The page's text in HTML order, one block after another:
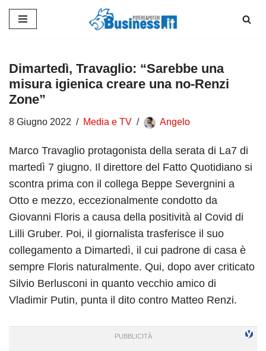
contenuto
Dimartedì, Travaglio: “Sarebbe una
misura igienica creare una no-Renzi
Zone”
8 Giugno 2022 Media e TV Angelo
Marco Travaglio protagonista della serata di La7 di
martedì 7 giugno. Il direttore del Fatto Quotidiano si
scontra prima con il collega Beppe Severgnini a
Otto e mezzo, eccezionalmente condotto da
Giovanni Floris a causa della positività al Covid di
Lilli Gruber. Poi, il giornalista trasferisce il suo
collegamento a Dimartedì, il cui padrone di casa è
sempre Floris naturalmente. Qui, dopo aver criticato
Silvio Berlusconi in quanto vecchio amico di
Vladimir Putin, punta il dito contro Matteo Renzi.